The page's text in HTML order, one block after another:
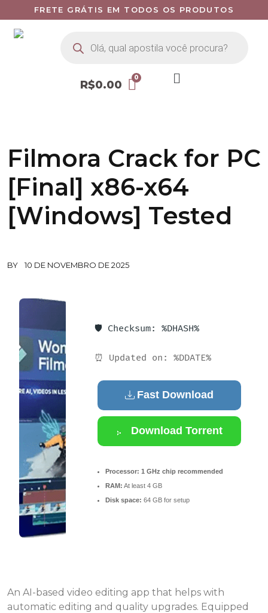
FRETE GRÁTIS EM TODOS OS PRODUTOS
R$0.00
Filmora Crack for PC
[Final] x86-x64
[Windows] Tested
BY 10 DE NOVEMBRO DE 2025
🛡️ Checksum: %DHASH%
⏰ Updated on: %DDATE%
Fast Download
Download Torrent
Processor: 1 GHz chip recommended
RAM: At least 4 GB
Disk space: 64 GB for setup
An AI-based video editing app that helps with
automatic editing and quality upgrades. Equipped